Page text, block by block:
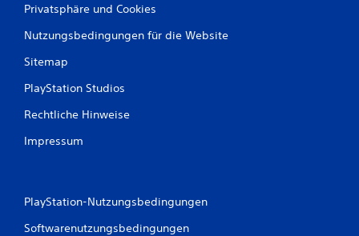
Privatsphäre und Cookies
Nutzungsbedingungen für die Website
Sitemap
PlayStation Studios
Rechtliche Hinweise
Impressum
PlayStation-Nutzungsbedingungen
Softwarenutzungsbedingungen